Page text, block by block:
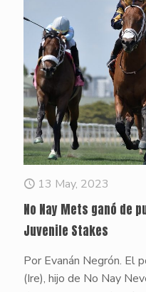
13 May, 2023
No Nay Mets ganó de
Juvenile Stakes
Por Evanán Negrón. El
(Ire), hijo de No Nay